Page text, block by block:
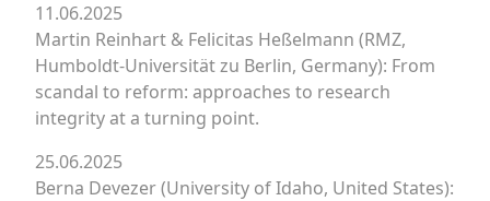
11.06.2025
Martin Reinhart & Felicitas Heßelmann (RMZ,
Humboldt-Universität zu Berlin, Germany): From
scandal to reform: approaches to research
integrity at a turning point.
25.06.2025
Berna Devezer (University of Idaho, United States):